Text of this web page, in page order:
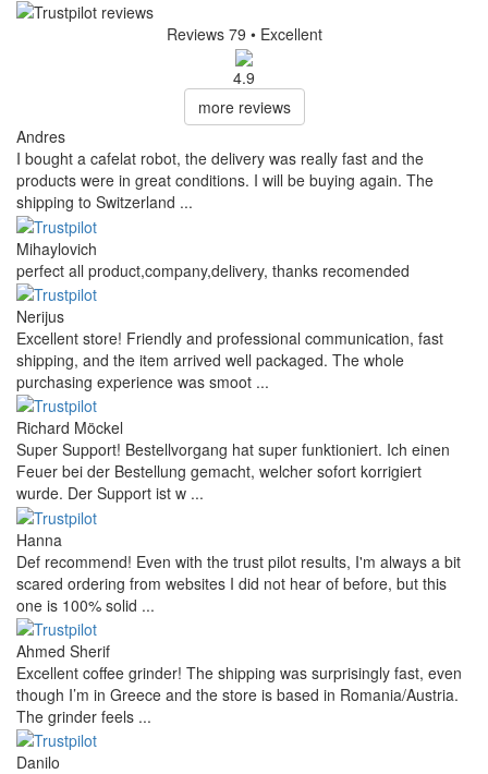
Reviews 79 • Excellent
4.9
more reviews
Andres
I bought a cafelat robot, the delivery was really fast and the
products were in great conditions. I will be buying again. The
shipping to Switzerland ...
Mihaylovich
perfect all product,company,delivery, thanks recomended
Nerijus
Excellent store! Friendly and professional communication, fast
shipping, and the item arrived well packaged. The whole
purchasing experience was smoot ...
Richard Möckel
Super Support! Bestellvorgang hat super funktioniert. Ich einen
Feuer bei der Bestellung gemacht, welcher sofort korrigiert
wurde. Der Support ist w ...
Hanna
Def recommend! Even with the trust pilot results, I'm always a bit
scared ordering from websites I did not hear of before, but this
one is 100% solid ...
Ahmed Sherif
Excellent coffee grinder! The shipping was surprisingly fast, even
though I’m in Greece and the store is based in Romania/Austria.
The grinder feels ...
Danilo